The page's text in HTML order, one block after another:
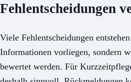
Fehlentscheidungen
Viele Fehlentscheidungen
Informationen vorliegen, sondern
bewertet werden. Für